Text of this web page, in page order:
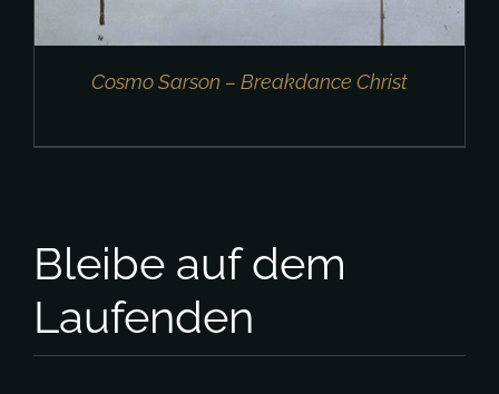
Cosmo Sarson – Breakdance Christ
Bleibe auf dem
Laufenden